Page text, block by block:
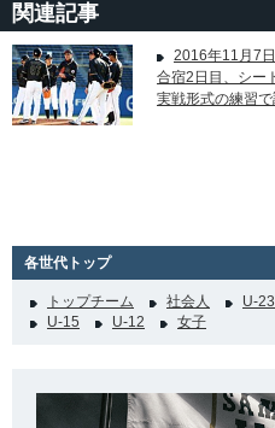
関連記事
2016年11月7日
合宿2日目、シー
実戦形式の練習
各世代トップ
トップチーム 社会人 U-
U-15
U-12 女子